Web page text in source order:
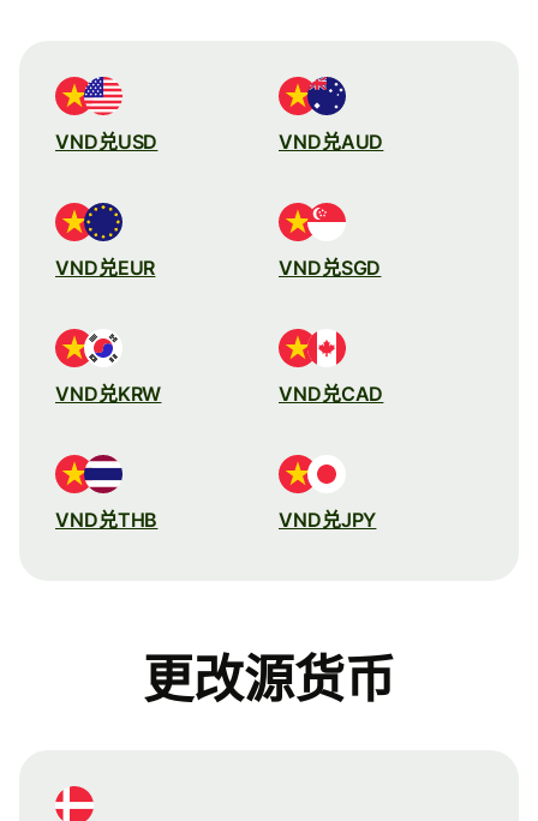
VND兑USD VND兑AUD
VND兑EUR VND兑SGD
VND兑KRW VND兑CAD
VND兑THB VND兑JPY
更改源货币